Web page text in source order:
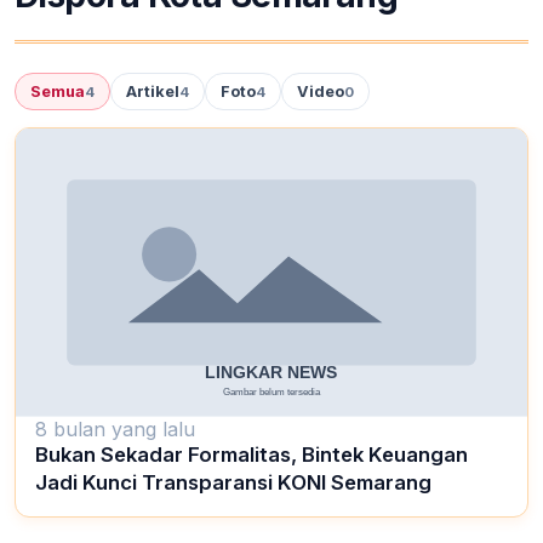
Semua4 Artikel4 Foto4 Video0
8 bulan yang lalu
Bukan Sekadar Formalitas, Bintek Keuangan
Jadi Kunci Transparansi KONI Semarang